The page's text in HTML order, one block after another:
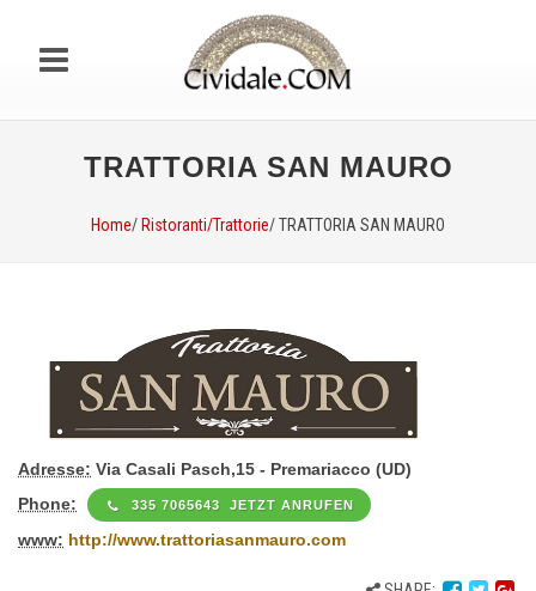
TRATTORIA SAN MAURO
Home/ Ristoranti/Trattorie/ TRATTORIA SAN MAURO
Adresse: Via Casali Pasch,15 - Premariacco (UD)
Phone:
335 7065643 JETZT ANRUFEN
www: http://www.trattoriasanmauro.com